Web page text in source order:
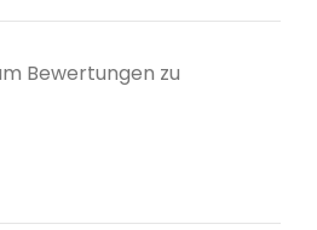
Bewertungen zu